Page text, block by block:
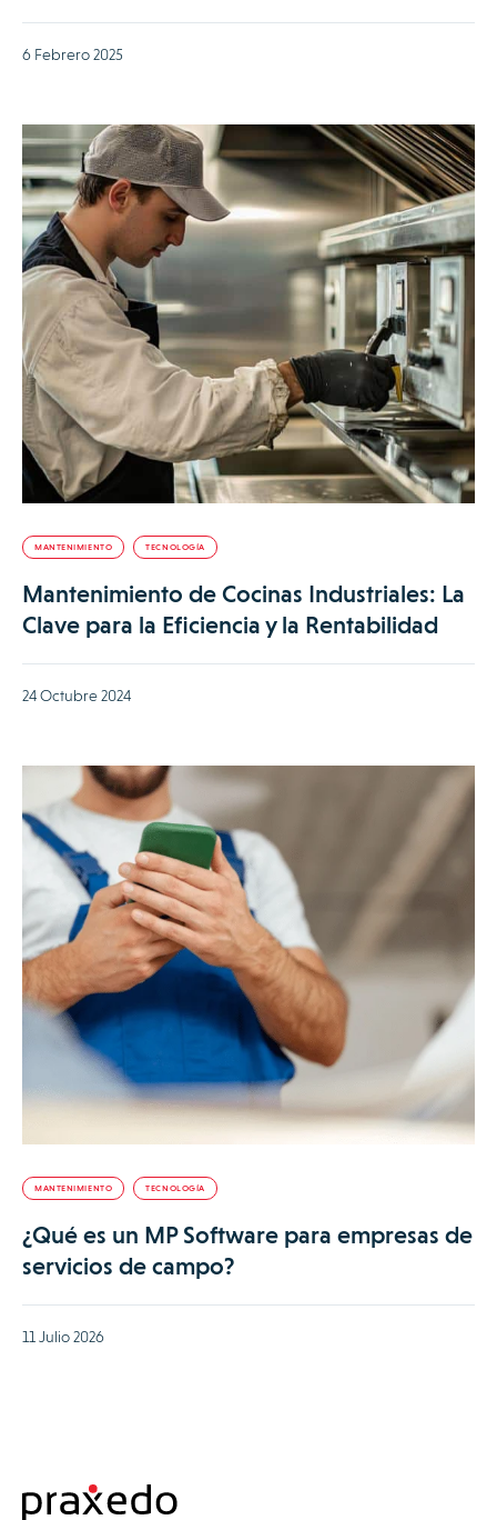
6 Febrero 2025
MANTENIMIENTO TECNOLOGÍA
Mantenimiento de Cocinas Industriales: La
Clave para la Eficiencia y la Rentabilidad
24 Octubre 2024
MANTENIMIENTO TECNOLOGÍA
¿Qué es un MP Software para empresas de
servicios de campo?
11 Julio 2026